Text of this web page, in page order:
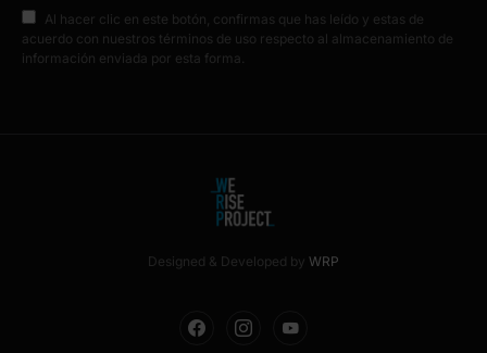
Al hacer clic en este botón, confirmas que has leído y estas de
acuerdo con nuestros términos de uso respecto al almacenamiento de
información enviada por esta forma.
Designed & Developed by WRP